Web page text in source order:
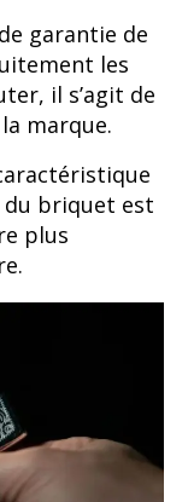
garantie de
les
il s’agit de
marque.
du briquet est
plus